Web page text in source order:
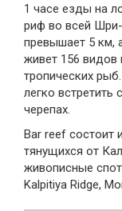
1 часе езды на
риф во всей
превышает 5 км,
живет 156 видов
тропических
легко встретить
черепах.
Bar reef состоит
тянущихся от
живописные
Kalpitiya Ridge,